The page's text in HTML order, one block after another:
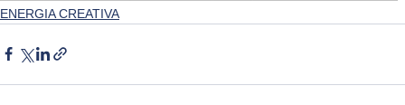
ENERGIA CREATIVA